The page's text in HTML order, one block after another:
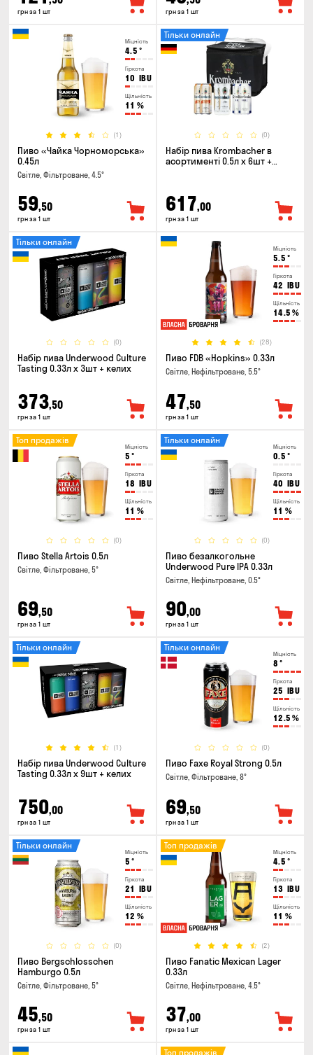
грн за 1 шт грн за 1 шт
Міцність
4.5 °
Гіркота
10 IBU
Щільність
11 %
(1)
Пиво «Чайка Чорноморська»
0.45л
Світле, Фільтроване, 4.5°
59,50
грн за 1 шт
(0)
Тільки онлайн
Набір пива Krombacher в
асортименті 0.5л х 6шт +
617,00
грн за 1 шт
(0)
Тільки онлайн
Набір пива Underwood Culture
Tasting 0.33л x 3шт + келих
373,50
грн за 1 шт
Міцність
5.5 °
Гіркота
42 IBU
Щільність
14.5 %
(28)
Пиво FDB «Hopkins» 0.33л
Світле, Нефільтроване, 5.5°
47,50
грн за 1 шт
Міцність
5 °
Гіркота
18 IBU
Щільність
11 %
(0)
Топ продажів
Пиво Stella Artois 0.5л
Світле, Фільтроване, 5°
69,50
грн за 1 шт
Міцність
0.5 °
Гіркота
40 IBU
Щільність
11 %
(0)
Тільки онлайн
Пиво безалкогольне
Underwood Pure IPA 0.33л
Світле, Нефільтроване, 0.5°
90,00
грн за 1 шт
(1)
Тільки онлайн
Набір пива Underwood Culture
Tasting 0.33л x 9шт + келих
750,00
грн за 1 шт
Міцність
8 °
Гіркота
25 IBU
Щільність
12.5 %
(0)
Тільки онлайн
Пиво Faxe Royal Strong 0.5л
Світле, Фільтроване, 8°
69,50
грн за 1 шт
Міцність
5 °
Гіркота
21 IBU
Щільність
12 %
(0)
Тільки онлайн
Пиво Bergschlosschen
Hamburgo 0.5л
Світле, Фільтроване, 5°
45,50
грн за 1 шт
Міцність
4.5 °
Гіркота
13 IBU
Щільність
11 %
(2)
Топ продажів
Пиво Fanatic Mexican Lager
0.33л
Світле, Нефільтроване, 4.5°
37,00
грн за 1 шт
Топ продажів